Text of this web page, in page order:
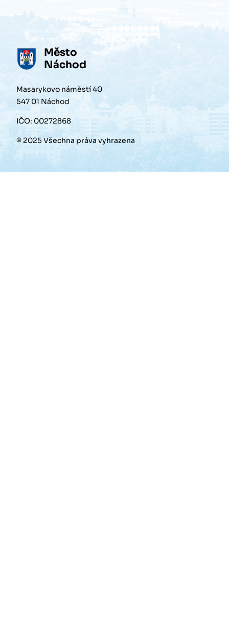
Město
Náchod
Masarykovo náměstí 40
547 01 Náchod
IČO: 00272868
© 2025 Všechna práva vyhrazena